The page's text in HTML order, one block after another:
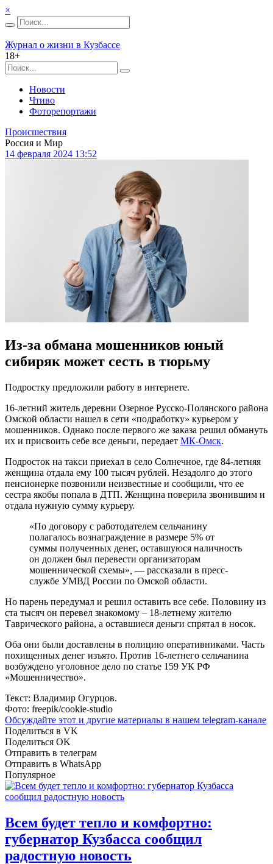
×
Журнал о жизни в Кузбассе
18+
Новости
Чтиво
Фоторепортажи
Происшествия
Россия и Мир
14 февраля 2024 13:52
Из-за обмана мошенников юный
сибиряк может сесть в тюрьму
Подростку предложили работу в интернете.
16-летний житель деревни Озерное Русско-Полянского района
Омской области нашел в сети «подработку» курьером у
мошенников. Однако после первого же заказа решил обмануть
их и присвоить себе все деньги, передает МК-Омск.
Подросток на такси приехал в село Солнечное, где 84-летняя
женщина отдала ему 100 тысяч рублей. Незадолго до этого
пенсионерке позвонили неизвестные и сообщили, что ее
сестра якобы попала в ДТП. Женщина поверила звонившим и
отдала нужную сумму курьеру.
«По договору с работодателем сельчанину
полагалось вознаграждение в размере 5% от
суммы полученных денег, оставшуюся наличность
он должен был перевести организаторам
мошеннической схемы» — рассказали в пресс-
службе УМВД России по Омской области.
Но парень передумал и решил оставить все себе. Половину из
ста тысяч он перевел знакомому – 18-летнему жителю
Таврического района, а оставшиеся деньги спрятал в носок.
Оба они были доставлены в полицию оперативниками. Часть
похищенных денег изъято. Против 16-летнего сельчанина
возбуждено уголовное дело по статье 159 УК РФ
«Мошенничество».
Текст: Владимир Огурцов.
Фото: freepik/cookie-studio
Обсуждайте этот и другие материалы в нашем telegram-канале
Поделиться в VK
Поделиться OK
Отправить в телеграм
Отправить в WhatsApp
Популярное
Всем будет тепло и комфортно:
губернатор Кузбасса сообщил
радостную новость